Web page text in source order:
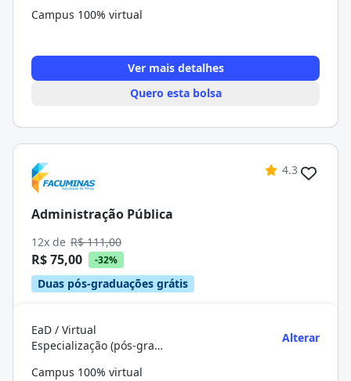
Campus 100% virtual
Ver mais detalhes
Quero esta bolsa
4.3
Administração Pública
12x de R$ 111,00
R$ 75,00 -32%
Duas pós-graduações grátis
EaD / Virtual
Especialização (pós-graduação)
Alterar
Campus 100% virtual